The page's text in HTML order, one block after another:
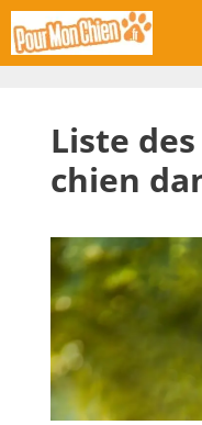
Aller
au
contenu
Liste
chien